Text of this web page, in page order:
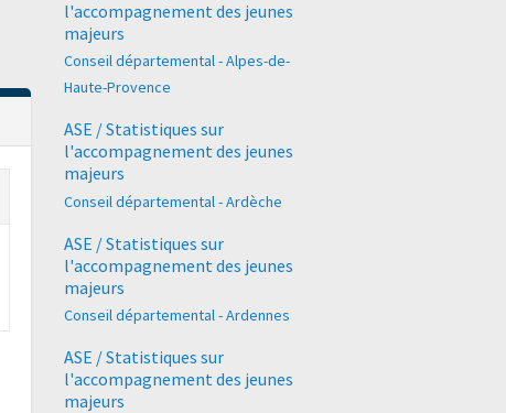
l'accompagnement des jeunes
majeurs
Conseil départemental - Alpes-de-
Haute-Provence
ASE / Statistiques sur
l'accompagnement des jeunes
majeurs
Conseil départemental - Ardèche
ASE / Statistiques sur
l'accompagnement des jeunes
majeurs
Conseil départemental - Ardennes
ASE / Statistiques sur
l'accompagnement des jeunes
majeurs